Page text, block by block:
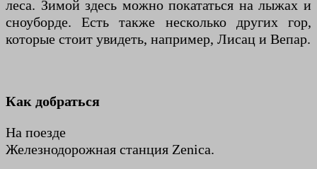
леса. Зимой здесь можно покататься на лыжах и
сноуборде. Есть также несколько других гор,
которые стоит увидеть, например, Лисац и Вепар.
Как добраться
На поезде
Железнодорожная станция Zenica.